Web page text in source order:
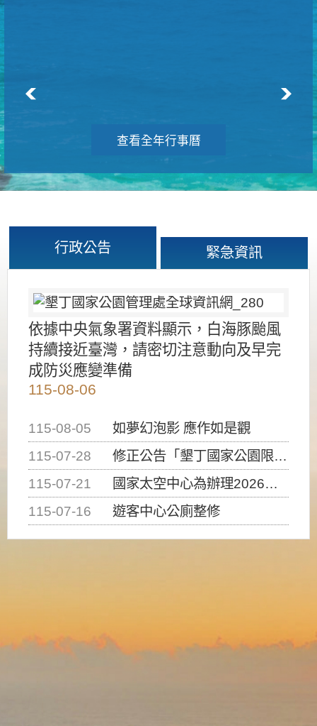
查看全年行事曆
行政公告 緊急資訊
依據中央氣象署資料顯示，白海豚颱風
持續接近臺灣，請密切注意動向及早完
成防災應變準備
115-08-06
115-08-05
如夢幻泡影 應作如是觀
115-07-28
修正公告「墾丁國家公園限制水域遊憩活動之種類、範圍、時間及行為」，自即日生效。
115-07-21
國家太空中心為辦理2026台灣盃火箭競賽，陸、海、空域警戒及協調相關事宜，因颱風備案事宜
115-07-16
遊客中心公廁整修